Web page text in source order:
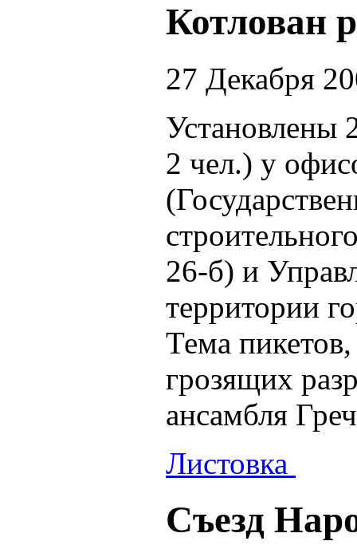
Котлован
27 Декабря
Установлены
2 чел.) у
26-б) и
территории
Тема
грозящих
ансамбля
Листовка
Съезд